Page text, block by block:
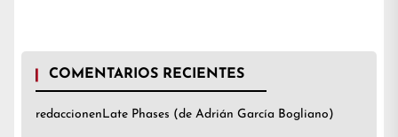
COMENTARIOS RECIENTES
redaccionenLate Phases (de Adrián García Bogliano)